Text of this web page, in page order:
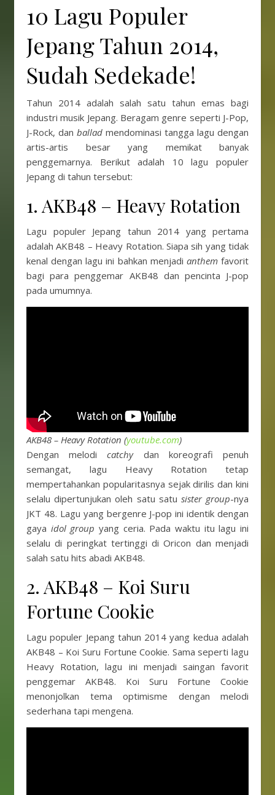
10 Lagu Populer
Jepang Tahun 2014,
Sudah Sedekade!
Tahun 2014 adalah salah satu tahun emas bagi
industri musik Jepang. Beragam genre seperti J-Pop,
J-Rock, dan ballad mendominasi tangga lagu dengan
artis-artis besar yang memikat banyak
penggemarnya. Berikut adalah 10 lagu populer
Jepang di tahun tersebut:
1. AKB48 – Heavy Rotation
Lagu populer Jepang tahun 2014 yang pertama
adalah AKB48 – Heavy Rotation. Siapa sih yang tidak
kenal dengan lagu ini bahkan menjadi anthemfavorit
bagi para penggemar AKB48 dan pencinta J-pop
pada umumnya.
AKB48 – Heavy Rotation (youtube.com)
Dengan melodicatchy dan koreografi penuh
semangat, lagu Heavy Rotation tetap
mempertahankan popularitasnya sejak dirilis dan kini
selalu dipertunjukan oleh satu satu sister group-nya
JKT 48. Lagu yang bergenre J-pop ini identik dengan
gaya idol group yang ceria. Pada waktu itu lagu ini
selalu di peringkat tertinggi di Oricon dan menjadi
salah satu hits abadi AKB48.
2. AKB48 – Koi Suru
Fortune Cookie
Lagu populer Jepang tahun 2014 yang kedua adalah
AKB48 – Koi Suru Fortune Cookie. Sama seperti lagu
Heavy Rotation, lagu ini menjadi saingan favorit
penggemar AKB48. Koi Suru Fortune Cookie
menonjolkan tema optimisme dengan melodi
sederhana tapi mengena.